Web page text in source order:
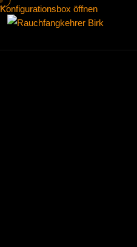
Konfigurationsbox öffnen